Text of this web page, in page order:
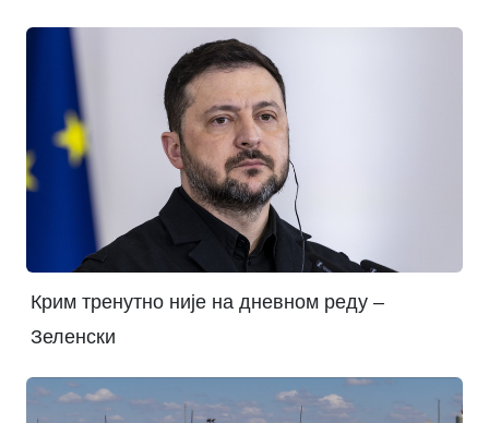
Крим тренутно није на дневном реду –
Зеленски